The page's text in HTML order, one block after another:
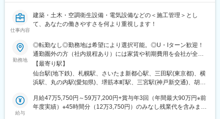
(京都府)、山ノ内駅(京都府)、北大路駅、郡山駅(奈良県)、東生駒
駅、高の原駅、瀬田駅(滋賀県)、南彦根駅、長浜駅、少路駅、枚方
駅、河内松原駅、中百舌鳥駅、岡場駅、三宮・花時計前駅、尼崎
駅(東海道本線)、西宮北口駅、西宮駅、箕谷駅、西二見駅、播磨高
岡駅、東姫路駅、荒井駅、西新町駅、讃岐塩屋駅、伏石駅、香西
駅、鳴門駅、阿南駅、はりまや橋駅、曙町東町駅、いよ立花駅、
新居浜駅、伊予富田駅、西富井駅、球場前駅(岡山県)、備前三門
福山駅、古市橋駅、岩国駅、防府駅、柳井駅、矢原駅、益田駅、
鳥取駅、三本松口駅、出雲市駅、出雲科学館パークタウン前駅、
仕事内容
建築・土木・空調衛生設備・電気設備などの＜施工管理＞とし
て、あなたの働きやすさを何より重視します！
勤務地
◎転勤なし◎勤務地は希望により選択可能。◎U・Iターン歓迎！
通勤圏外の方（社内規程あり）には家賃や初期費用を会社が全額
負担。引越補助もご用意。＜株式会社メイジン＞北海道、東北、
関東、北陸、甲信越、東海の各プロジェクト先での勤務となりま
す。【北海道】北海道【東北】宮城、青森、秋田、岩手、山形、
陸・甲信越】新潟、長野、山梨【東海】静岡＜株式会社ナミト＞
東海、北陸、関西、中国、四国、九州の各プロジェクト先での勤
【最寄り駅】
仙台駅(地下鉄)、札幌駅、さいたま新都心駅、三田駅(東京都)、横
浜駅、丸の内駅(愛知県)、堺筋本町駅、三宮駅(神戸新交通)、胡町
(函館本線)、美園駅、山頂駅(もいわ山)、発寒南駅、新さっぽろ
駅、稲穂駅、真駒内駅、熊ケ根駅、福田町駅、荒井駅(宮城県)、陸
給与
月給47万5,750円～59万7,200円+賞与年3回（年間最大90万円※前
年度実績）※45時間分（12万3,750円）のみなし残業代を含みま